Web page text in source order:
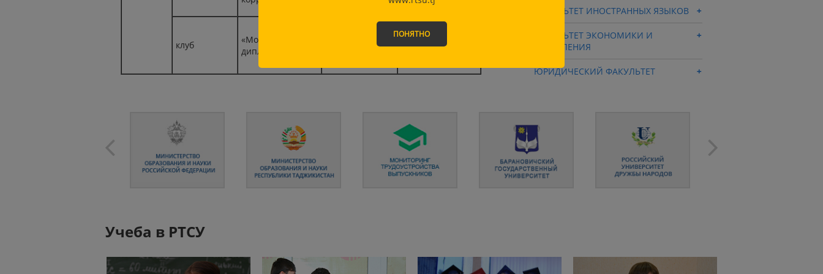
Бойматова Н.Ф.
клуб
«Молодой
дипломат»
доцент Рахмонов
ФАКУЛЬТЕТ ИНОСТРАННЫХ ЯЗЫКОВ
ФАКУЛЬТЕТ ЭКОНОМИКИ И
УПРАВЛЕНИЯ
ЮРИДИЧЕСКИЙ ФАКУЛЬТЕТ
Учеба в РТСУ
ПОНЯТНО